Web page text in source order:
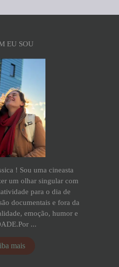
EU SOU
! Sou uma cineasta
um olhar singular com
para o dia de
documentais e fora da
emoção, humor e
...
mais